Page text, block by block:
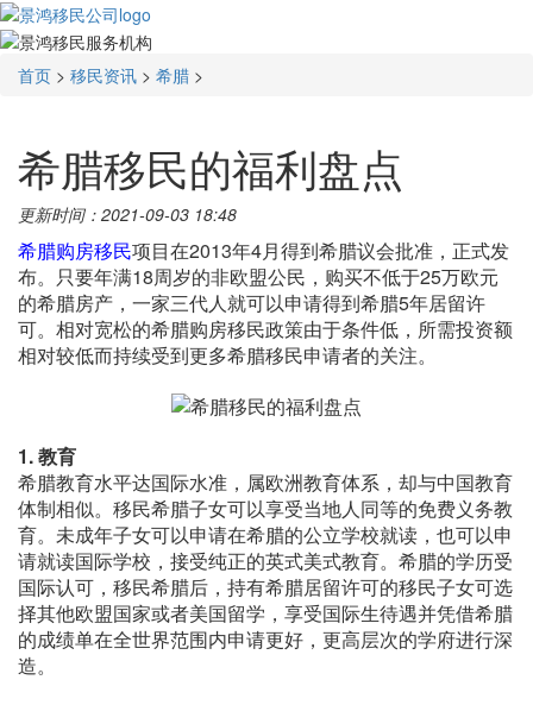
首页 > 移民资讯 > 希腊 >
希腊移民的福利盘点
更新时间：2021-09-03 18:48
希腊购房移民项目在2013年4月得到希腊议会批准，正式发
布。只要年满18周岁的非欧盟公民，购买不低于25万欧元
的希腊房产，一家三代人就可以申请得到希腊5年居留许
可。相对宽松的希腊购房移民政策由于条件低，所需投资额
相对较低而持续受到更多希腊移民申请者的关注。
1. 教育
希腊教育水平达国际水准，属欧洲教育体系，却与中国教育
体制相似。移民希腊子女可以享受当地人同等的免费义务教
育。未成年子女可以申请在希腊的公立学校就读，也可以申
请就读国际学校，接受纯正的英式美式教育。希腊的学历受
国际认可，移民希腊后，持有希腊居留许可的移民子女可选
择其他欧盟国家或者美国留学，享受国际生待遇并凭借希腊
的成绩单在全世界范围内申请更好，更高层次的学府进行深
造。